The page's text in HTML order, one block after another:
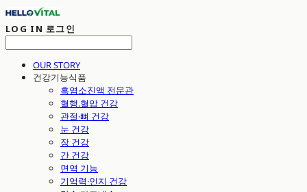
LOG IN 로그인
OUR STORY
건강기능식품
흑염소진액 전문관
혈행.혈압 건강
관절·뼈 건강
눈 건강
장 건강
간 건강
면역 기능
기억력·인지 건강